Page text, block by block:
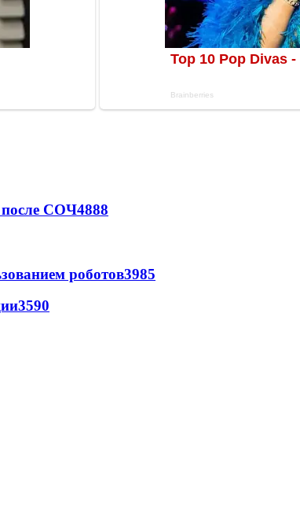
после СОЧ4888
роботов3985
3590